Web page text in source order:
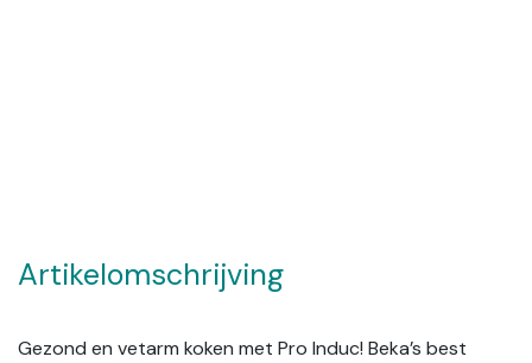
Artikelomschrijving
Gezond en vetarm koken met Pro Induc! Beka’s best